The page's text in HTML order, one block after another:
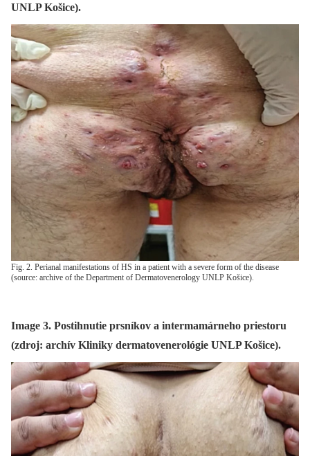
UNLP Košice).
Fig. 2. Perianal manifestations of HS in a patient with a severe form of the disease
(source: archive of the Department of Dermatovenerology UNLP Košice).
Image 3. Postihnutie prsníkov a intermamárneho priestoru
(zdroj: archív Kliniky dermatovenerológie UNLP Košice).